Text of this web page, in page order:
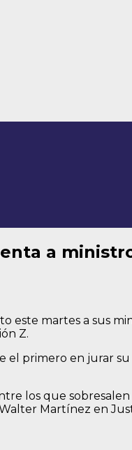
a
martes a sus
Z.
el primero en jurar
los que
Martínez en